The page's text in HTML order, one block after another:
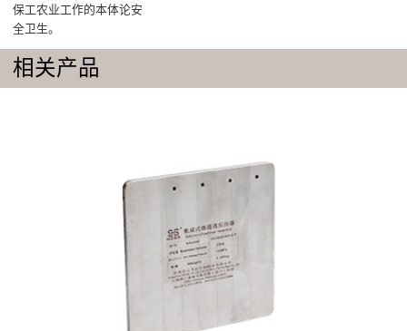
保工农业工作的本体论安
全卫生。
相关产品